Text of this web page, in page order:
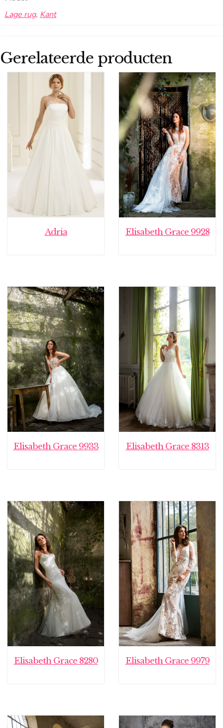
Lage rug, Kant
Gerelateerde producten
Adria Elisabeth Grace 9928
Elisabeth Grace 9933 Elisabeth Grace 8313
Elisabeth Grace 8280 Elisabeth Grace 9979